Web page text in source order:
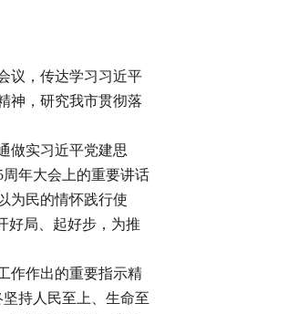
议，传达学习习近平
神，研究我市贯彻落
实习近平党建思
年大会上的重要讲话
为民的情怀践行使
好局、起好步，为推
作出的重要指示精
持人民至上、生命至